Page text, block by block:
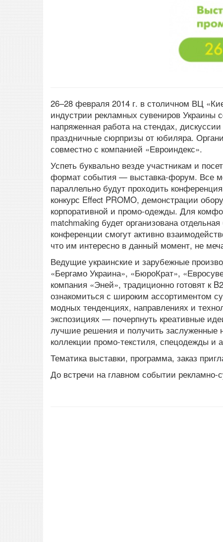
26–28 февраля 2014 г. в столичном ВЦ
индустрии рекламных сувениров Украины
напряженная работа на стендах,
праздничные сюрпризы от юбиляра.
совместно с компанией «Евроиндекс».
Успеть буквально везде участникам и
формат события — выставка-форум. Все
параллельно будут проходить
конкурс Effect PROMO, демонстрации
корпоративной и промо-одежды. Для
matchmaking будет организована
конференции смогут активно
что им интересно в данный момент, не
Ведущие украинские и зарубежные
«Бергамо Украина», «БюроКрат»,
компания «Эней», традиционно готовят к
ознакомиться с широким ассортиментом
модных тенденциях, направлениях и
экспозициях — почерпнуть креативные
лучшие решения и получить заслуженные
коллекции промо-текстиля, спецодежды и
Тематика выставки, программа, заказ
До встречи на главном событии рекламно-